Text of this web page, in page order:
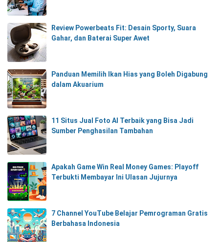
Review Powerbeats Fit: Desain Sporty, Suara
Gahar, dan Baterai Super Awet
Panduan Memilih Ikan Hias yang Boleh Digabung
dalam Akuarium
11 Situs Jual Foto AI Terbaik yang Bisa Jadi
Sumber Penghasilan Tambahan
Apakah Game Win Real Money Games: Playoff
Terbukti Membayar Ini Ulasan Jujurnya
7 Channel YouTube Belajar Pemrograman Gratis
Berbahasa Indonesia